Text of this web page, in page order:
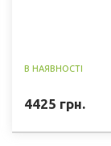
В НАЯВНОСТІ
4425 грн.